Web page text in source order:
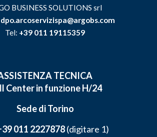
BUSINESS SOLUTIONS srl
dpo.arcoservizispa@argobs.com
Tel: +39 011 19115359
TECNICA
Center in funzione H/24
Sede di Torino
011 2227878(digitare 1)